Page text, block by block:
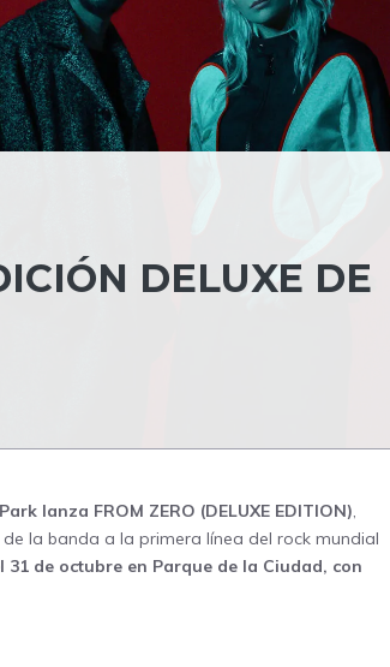
DELUXE DE
lanza FROM ZERO (DELUXE EDITION),
la banda a la primera línea del rock mundial
de octubre en Parque de la Ciudad, con